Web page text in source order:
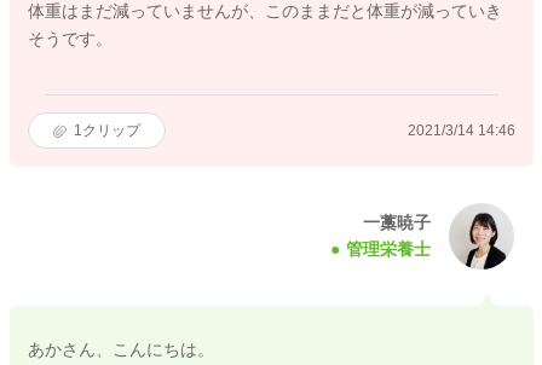
体重はまだ減っていませんが、このままだと体重が減っていき
そうです。
1 クリップ 2021/3/14 14:46
一藁暁子
管理栄養士
あかさん、こんにちは。